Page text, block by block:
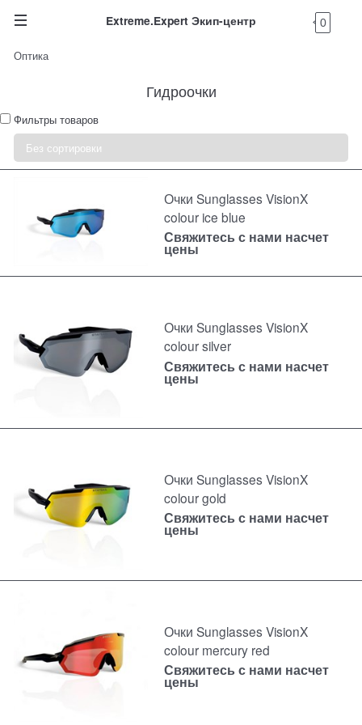
Extreme.Expert Экип-центр 0
Оптика
Гидроочки
Фильтры товаров
Очки Sunglasses VisionX
colour ice blue
Свяжитесь с нами насчет
цены
Очки Sunglasses VisionX
colour silver
Свяжитесь с нами насчет
цены
Очки Sunglasses VisionX
colour gold
Свяжитесь с нами насчет
цены
Очки Sunglasses VisionX
colour mercury red
Свяжитесь с нами насчет
цены